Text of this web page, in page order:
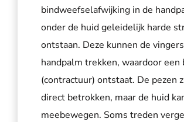
bindweefselafwijking in de
onder de huid geleidelijk harde
ontstaan. Deze kunnen de
handpalm trekken, waardoor een
(contractuur) ontstaat. De pezen
direct betrokken, maar de huid
meebewegen. Soms treden